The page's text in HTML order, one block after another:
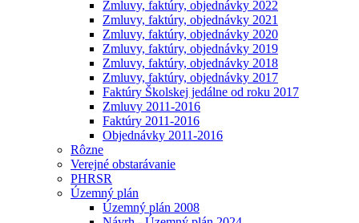
Zmluvy, faktúry, objednávky 2022
Zmluvy, faktúry, objednávky 2021
Zmluvy, faktúry, objednávky 2020
Zmluvy, faktúry, objednávky 2019
Zmluvy, faktúry, objednávky 2018
Zmluvy, faktúry, objednávky 2017
Faktúry Školskej jedálne od roku 2017
Zmluvy 2011-2016
Faktúry 2011-2016
Objednávky 2011-2016
Rôzne
Verejné obstarávanie
PHRSR
Územný plán
Územný plán 2008